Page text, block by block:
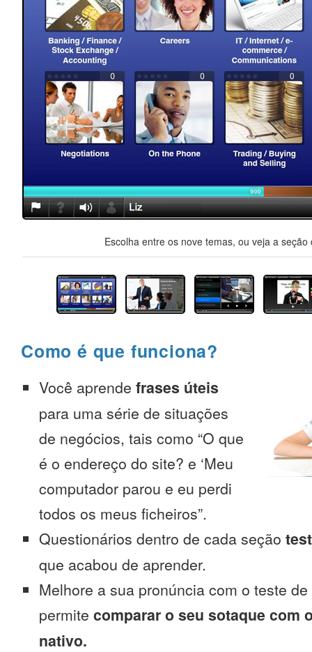
Escolha entre os nove temas, ou veja a
Como é que funciona?
Você aprende frases úteis
para uma série de situações
de negócios, tais como “O que
é o endereço do site? e ‘Meu
computador parou e eu perdi
todos os meus ficheiros”.
Questionários dentro de cada seção
que acabou de aprender.
Melhore a sua pronúncia com o teste
permite comparar o seu sotaque com
nativo.